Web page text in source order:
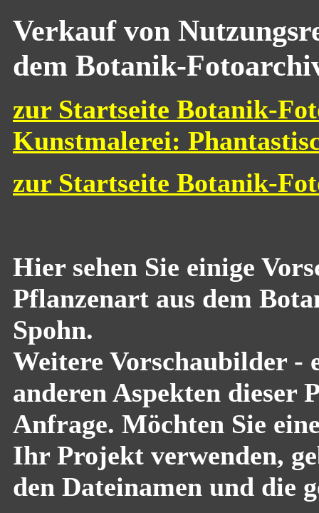
Verkauf von
dem Botanik-
zur Startseite Botanik-
Kunstmalerei:
zur Startseite Botanik-
Hier sehen Sie einige
Pflanzenart aus dem
Spohn.
Weitere Vorschaubilder -
anderen Aspekten dieser
Anfrage. Möchten Sie
Ihr Projekt verwenden,
den Dateinamen und die